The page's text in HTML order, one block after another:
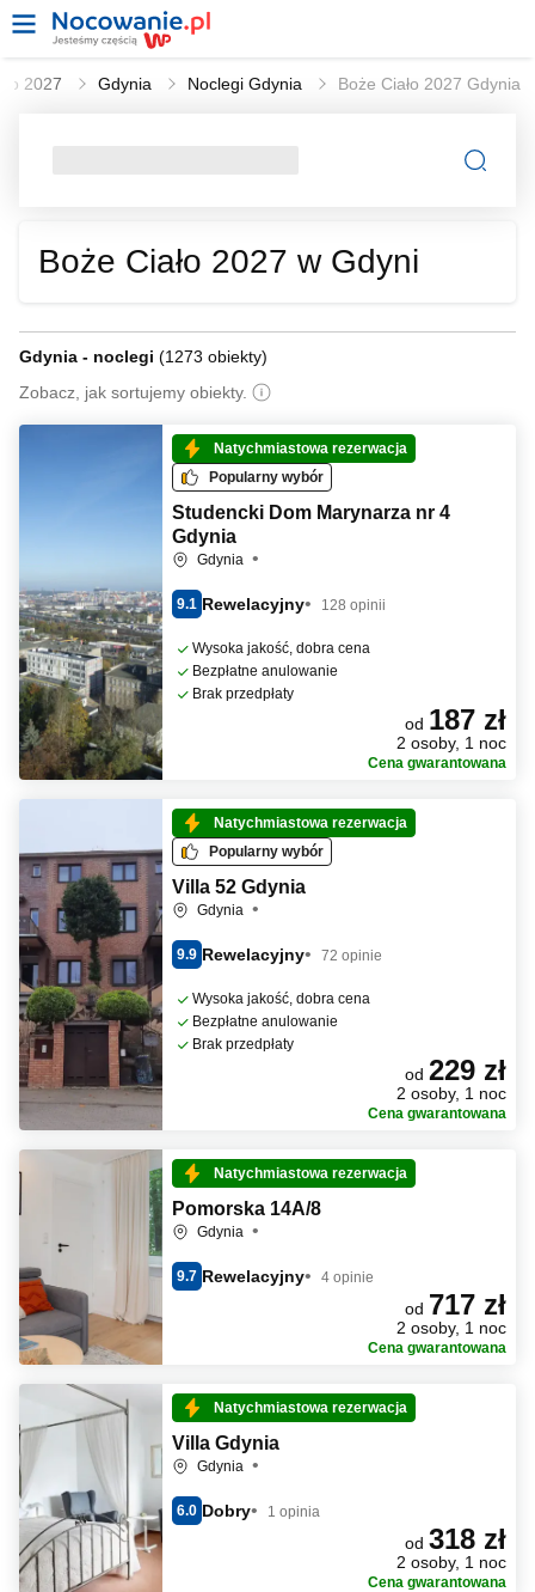
2027 Gdynia Noclegi Gdynia Boże Ciało 2027 Gdynia
Boże Ciało 2027 w Gdyni
Gdynia - noclegi (1273 obiekty)
Zobacz, jak sortujemy obiekty.
Natychmiastowa rezerwacja
Popularny wybór
Studencki Dom Marynarza nr 4
Gdynia
Gdynia
9.1 Rewelacyjny 128 opinii
Wysoka jakość, dobra cena
Bezpłatne anulowanie
Brak przedpłaty
od 187 zł
2 osoby, 1 noc
Cena gwarantowana
Natychmiastowa rezerwacja
Popularny wybór
Villa 52 Gdynia
Gdynia
9.9 Rewelacyjny 72 opinie
Wysoka jakość, dobra cena
Bezpłatne anulowanie
Brak przedpłaty
od 229 zł
2 osoby, 1 noc
Cena gwarantowana
Natychmiastowa rezerwacja
Pomorska 14A/8
Gdynia
9.7 Rewelacyjny 4 opinie
od 717 zł
2 osoby, 1 noc
Cena gwarantowana
Natychmiastowa rezerwacja
Villa Gdynia
Gdynia
6.0 Dobry 1 opinia
od 318 zł
2 osoby, 1 noc
Cena gwarantowana